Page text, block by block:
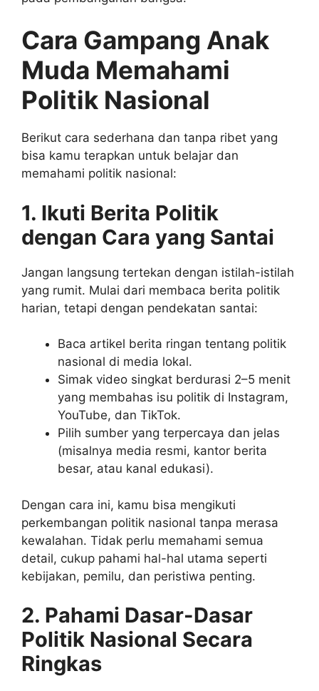
Cara Gampang Anak
Muda Memahami
Politik Nasional
Berikut cara sederhana dan tanpa ribet yang
bisa kamu terapkan untuk belajar dan
memahami politik nasional:
1. Ikuti Berita Politik
dengan Cara yang Santai
Jangan langsung tertekan dengan istilah-istilah
yang rumit. Mulai dari membaca berita politik
harian, tetapi dengan pendekatan santai:
Baca artikel berita ringan tentang politik
nasional di media lokal.
Simak video singkat berdurasi 2–5 menit
yang membahas isu politik di Instagram,
YouTube, dan TikTok.
Pilih sumber yang terpercaya dan jelas
(misalnya media resmi, kantor berita
besar, atau kanal edukasi).
Dengan cara ini, kamu bisa mengikuti
perkembangan politik nasional tanpa merasa
kewalahan. Tidak perlu memahami semua
detail, cukup pahami hal-hal utama seperti
kebijakan, pemilu, dan peristiwa penting.
2. Pahami Dasar-Dasar
Politik Nasional Secara
Ringkas